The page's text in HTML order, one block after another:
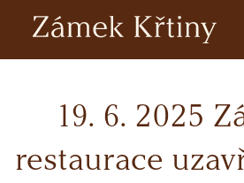
19. 6. 2025
restaurace